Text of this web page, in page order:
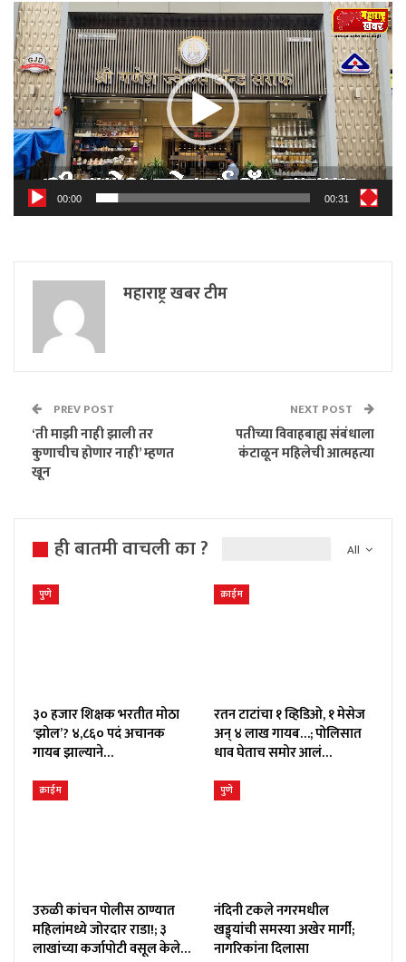
Video
Player
00:00 00:31
महाराष्ट्र खबर टीम
PREV POST
‘ती माझी नाही झाली तर
कुणाचीच होणार नाही’ म्हणत
खून
NEXT POST
पतीच्या विवाहबाह्य संबंधाला
कंटाळून महिलेची आत्महत्या
All
ही बातमी वाचली का ?
पुणे
३० हजार शिक्षक भरतीत मोठा
‘झोल’? ४,८६० पदं अचानक
गायब झाल्याने…
क्राईम
रतन टाटांचा १ व्हिडिओ, १ मेसेज
अन् ४ लाख गायब…; पोलिसात
धाव घेताच समोर आलं…
क्राईम
उरुळी कांचन पोलीस ठाण्यात
महिलांमध्ये जोरदार राडा!; ३
लाखांच्या कर्जापोटी वसूल केले…
पुणे
नंदिनी टकले नगरमधील
खड्ड्यांची समस्या अखेर मार्गी;
नागरिकांना दिलासा